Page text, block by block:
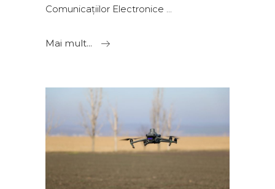
Comunicațiilor Electronice
Mai mult...